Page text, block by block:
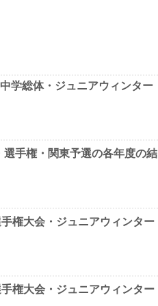
学総体・ジュニアウィンター
手権・関東予選の各年度の結
権大会・ジュニアウィンター
権大会・ジュニアウィンター